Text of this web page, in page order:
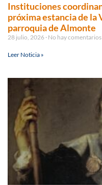
Instituciones
próxima estancia de la
parroquia de Almonte
28 julio, 2026 No hay comentarios
Leer Noticia »